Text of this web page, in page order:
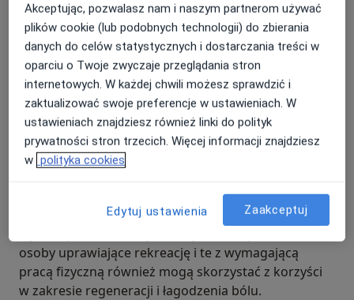
W dermatologii krioterapia jest stosowana do
leczenia skóry, w tym usuwania brodawek, znamion i
niektórych rodzajów raka skóry. Ekstremalne
chłodzenie ""zamraża"" i skutecznie niszczy
nieprawidłowe komórki, co sprawia, że stanowi
przydatne narzędzie w pielęgnacji zdrowia skóry.
W dziedzinie sportu i aktywności fizycznej sportowcy
stosują krioterapię w celu poprawy regeneracji i
zmniejszyć napięcie mięśni, przyspieszyć
regenerację po intensywnym treningu i poprawić
osoby uprawiające rekreację i te z wymagającą
pracą fizyczną również mogą skorzystać z korzyści
w zakresie regeneracji i łagodzenia bólu.
Akceptując, pozwalasz nam i naszym partnerom używać
plików cookie (lub podobnych technologii) do zbierania
danych do celów statystycznych i dostarczania treści w
oparciu o Twoje zwyczaje przeglądania stron
internetowych. W każdej chwili możesz sprawdzić i
zaktualizować swoje preferencje w ustawieniach. W
ustawieniach znajdziesz również linki do polityk
prywatności stron trzecich. Więcej informacji znajdziesz
w polityka cookies
Edytuj ustawienia Zaakceptuj